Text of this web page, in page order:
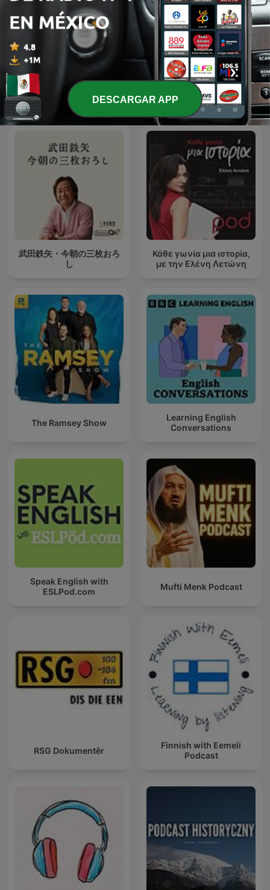
StarTalk Radio Tu Desarrollo Personal
Más podcasts internacionales de
Educación
武田鉄矢・今朝の三枚おろ
し
Κάθε γωνία μια ιστορία,
με την Ελένη Λετώνη
The Ramsey Show
Learning English
Conversations
Speak English with
ESLPod.com
Mufti Menk Podcast
RSG Dokumentêr
Finnish with Eemeli
Podcast
DESCARGAR APP